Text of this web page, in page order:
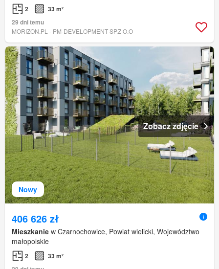
2
33 m²
29 dni temu
MORIZON.PL - PM-DEVELOPMENT SP.Z O.O
Nowy
Zobacz zdjęcie
406 626 zł
Mieszkanie w Czarnochowice, Powiat wielicki, Województwo
małopolskie
2
33 m²